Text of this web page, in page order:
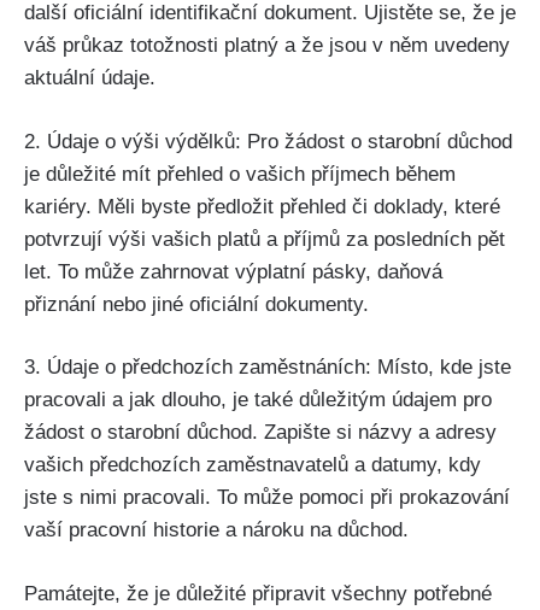
další oficiální identifikační dokument. Ujistěte se, že je
váš průkaz totožnosti platný a že jsou v něm uvedeny
aktuální údaje.
2. Údaje o výši výdělků: Pro žádost o starobní důchod
je důležité mít přehled o vašich příjmech během
kariéry. Měli byste předložit přehled či doklady, které
potvrzují výši vašich platů a příjmů za posledních pět
let. To může zahrnovat výplatní pásky, daňová
přiznání nebo jiné oficiální dokumenty.
3. Údaje o předchozích zaměstnáních: Místo, kde jste
pracovali a jak dlouho, je také důležitým údajem pro
žádost o starobní důchod. Zapište si názvy a adresy
vašich předchozích zaměstnavatelů a datumy, kdy
jste s nimi pracovali. To může pomoci při prokazování
vaší pracovní historie a nároku na důchod.
Památejte, že je důležité připravit všechny potřebné